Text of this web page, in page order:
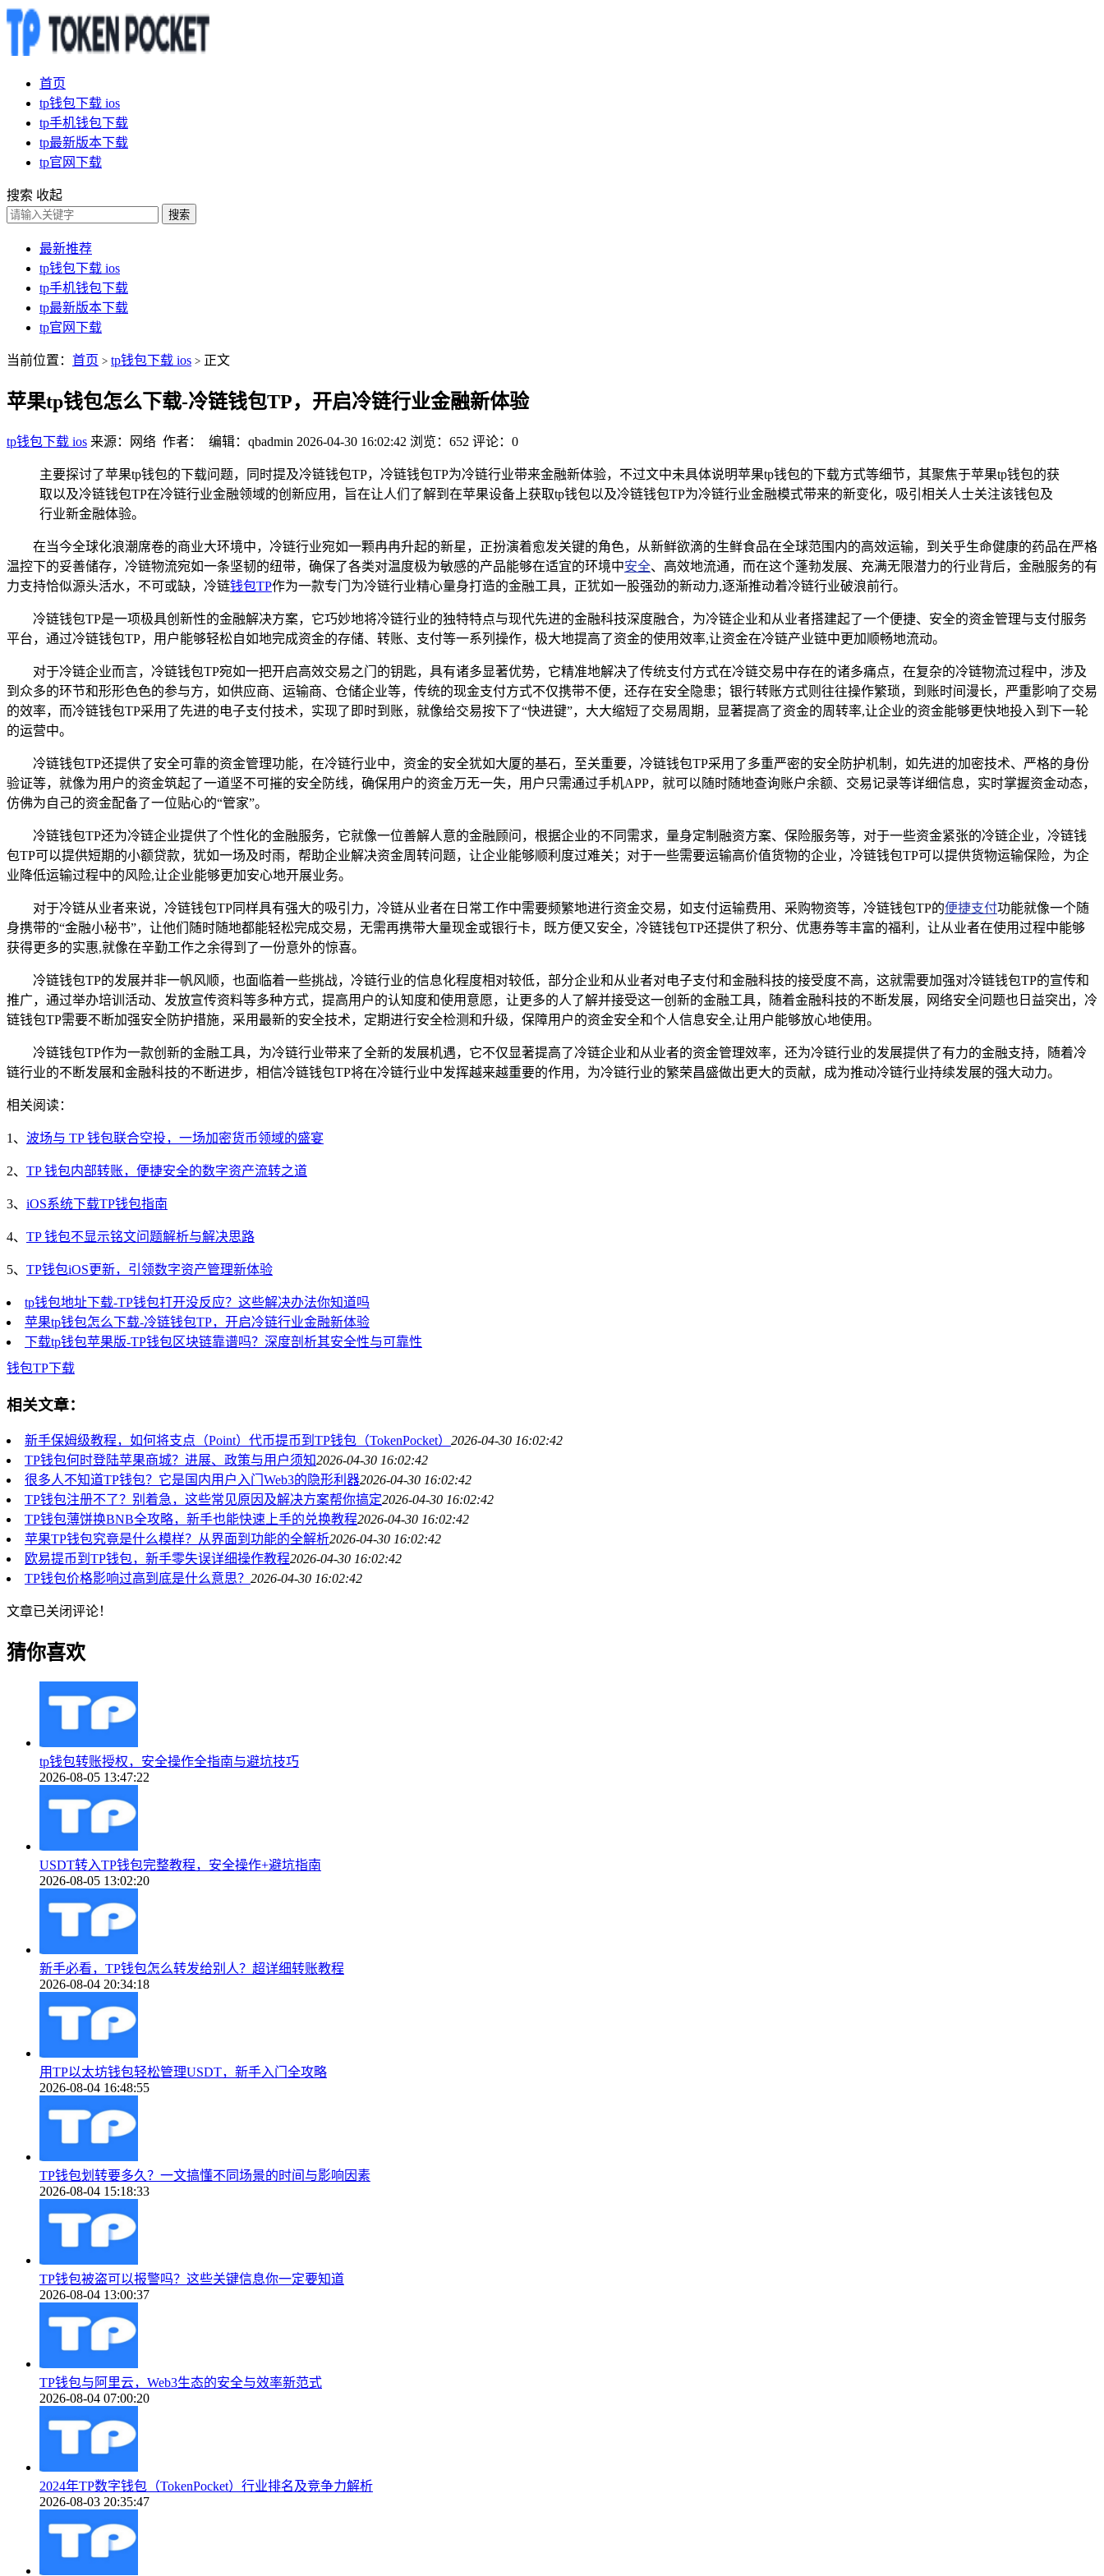
首页
tp钱包下载 ios
tp手机钱包下载
tp最新版本下载
tp官网下载
搜索 收起
搜索
最新推荐
tp钱包下载 ios
tp手机钱包下载
tp最新版本下载
tp官网下载
当前位置： 首页 > tp钱包下载 ios > 正文
苹果tp钱包怎么下载-冷链钱包TP，开启冷链行业金融新体验
tp钱包下载 ios 来源：网络 作者： 编辑：qbadmin 2026-04-30 16:02:42 浏览：652 评论：0
主要探讨了苹果tp钱包的下载问题，同时提及冷链钱包TP，冷链钱包TP为冷链行业带来金融新体验，不过文中未具体说明苹果tp钱包的下载方式等细节，其聚焦于苹果tp钱包的获
取以及冷链钱包TP在冷链行业金融领域的创新应用，旨在让人们了解到在苹果设备上获取tp钱包以及冷链钱包TP为冷链行业金融模式带来的新变化，吸引相关人士关注该钱包及
行业新金融体验。
在当今全球化浪潮席卷的商业大环境中，冷链行业宛如一颗冉冉升起的新星，正扮演着愈发关键的角色，从新鲜欲滴的生鲜食品在全球范围内的高效运输，到关乎生命健康的药品在严格
温控下的妥善储存，冷链物流宛如一条坚韧的纽带，确保了各类对温度极为敏感的产品能够在适宜的环境中安全、高效地流通，而在这个蓬勃发展、充满无限潜力的行业背后，金融服务的有
力支持恰似源头活水，不可或缺，冷链钱包TP作为一款专门为冷链行业精心量身打造的金融工具，正犹如一股强劲的新动力,逐渐推动着冷链行业破浪前行。
冷链钱包TP是一项极具创新性的金融解决方案，它巧妙地将冷链行业的独特特点与现代先进的金融科技深度融合，为冷链企业和从业者搭建起了一个便捷、安全的资金管理与支付服务
平台，通过冷链钱包TP，用户能够轻松自如地完成资金的存储、转账、支付等一系列操作，极大地提高了资金的使用效率,让资金在冷链产业链中更加顺畅地流动。
对于冷链企业而言，冷链钱包TP宛如一把开启高效交易之门的钥匙，具有诸多显著优势，它精准地解决了传统支付方式在冷链交易中存在的诸多痛点，在复杂的冷链物流过程中，涉及
到众多的环节和形形色色的参与方，如供应商、运输商、仓储企业等，传统的现金支付方式不仅携带不便，还存在安全隐患；银行转账方式则往往操作繁琐，到账时间漫长，严重影响了交易
的效率，而冷链钱包TP采用了先进的电子支付技术，实现了即时到账，就像给交易按下了“快进键”，大大缩短了交易周期，显著提高了资金的周转率,让企业的资金能够更快地投入到下一轮
的运营中。
冷链钱包TP还提供了安全可靠的资金管理功能，在冷链行业中，资金的安全犹如大厦的基石，至关重要，冷链钱包TP采用了多重严密的安全防护机制，如先进的加密技术、严格的身份
验证等，就像为用户的资金筑起了一道坚不可摧的安全防线，确保用户的资金万无一失，用户只需通过手机APP，就可以随时随地查询账户余额、交易记录等详细信息，实时掌握资金动态，
仿佛为自己的资金配备了一位贴心的“管家”。
冷链钱包TP还为冷链企业提供了个性化的金融服务，它就像一位善解人意的金融顾问，根据企业的不同需求，量身定制融资方案、保险服务等，对于一些资金紧张的冷链企业，冷链钱
包TP可以提供短期的小额贷款，犹如一场及时雨，帮助企业解决资金周转问题，让企业能够顺利度过难关；对于一些需要运输高价值货物的企业，冷链钱包TP可以提供货物运输保险，为企
业降低运输过程中的风险,让企业能够更加安心地开展业务。
对于冷链从业者来说，冷链钱包TP同样具有强大的吸引力，冷链从业者在日常工作中需要频繁地进行资金交易，如支付运输费用、采购物资等，冷链钱包TP的便捷支付功能就像一个随
身携带的“金融小秘书”，让他们随时随地都能轻松完成交易，无需再携带大量现金或银行卡，既方便又安全，冷链钱包TP还提供了积分、优惠券等丰富的福利，让从业者在使用过程中能够
获得更多的实惠,就像在辛勤工作之余得到了一份意外的惊喜。
冷链钱包TP的发展并非一帆风顺，也面临着一些挑战，冷链行业的信息化程度相对较低，部分企业和从业者对电子支付和金融科技的接受度不高，这就需要加强对冷链钱包TP的宣传和
推广，通过举办培训活动、发放宣传资料等多种方式，提高用户的认知度和使用意愿，让更多的人了解并接受这一创新的金融工具，随着金融科技的不断发展，网络安全问题也日益突出，冷
链钱包TP需要不断加强安全防护措施，采用最新的安全技术，定期进行安全检测和升级，保障用户的资金安全和个人信息安全,让用户能够放心地使用。
冷链钱包TP作为一款创新的金融工具，为冷链行业带来了全新的发展机遇，它不仅显著提高了冷链企业和从业者的资金管理效率，还为冷链行业的发展提供了有力的金融支持，随着冷
链行业的不断发展和金融科技的不断进步，相信冷链钱包TP将在冷链行业中发挥越来越重要的作用，为冷链行业的繁荣昌盛做出更大的贡献，成为推动冷链行业持续发展的强大动力。
相关阅读：
1、 波场与 TP 钱包联合空投，一场加密货币领域的盛宴
2、 TP 钱包内部转账，便捷安全的数字资产流转之道
3、 iOS系统下载TP钱包指南
4、 TP 钱包不显示铭文问题解析与解决思路
5、 TP钱包iOS更新，引领数字资产管理新体验
tp钱包地址下载-TP钱包打开没反应？这些解决办法你知道吗
苹果tp钱包怎么下载-冷链钱包TP，开启冷链行业金融新体验
下载tp钱包苹果版-TP钱包区块链靠谱吗？深度剖析其安全性与可靠性
钱包TP下载
相关文章：
新手保姆级教程，如何将支点（Point）代币提币到TP钱包（TokenPocket） 2026-04-30 16:02:42
TP钱包何时登陆苹果商城？进展、政策与用户须知2026-04-30 16:02:42
很多人不知道TP钱包？它是国内用户入门Web3的隐形利器2026-04-30 16:02:42
TP钱包注册不了？别着急，这些常见原因及解决方案帮你搞定2026-04-30 16:02:42
TP钱包薄饼换BNB全攻略，新手也能快速上手的兑换教程2026-04-30 16:02:42
苹果TP钱包究竟是什么模样？从界面到功能的全解析2026-04-30 16:02:42
欧易提币到TP钱包，新手零失误详细操作教程2026-04-30 16:02:42
TP钱包价格影响过高到底是什么意思？ 2026-04-30 16:02:42
文章已关闭评论！
猜你喜欢
tp钱包转账授权，安全操作全指南与避坑技巧
2026-08-05 13:47:22
USDT转入TP钱包完整教程，安全操作+避坑指南
2026-08-05 13:02:20
新手必看，TP钱包怎么转发给别人？超详细转账教程
2026-08-04 20:34:18
用TP以太坊钱包轻松管理USDT，新手入门全攻略
2026-08-04 16:48:55
TP钱包划转要多久？一文搞懂不同场景的时间与影响因素
2026-08-04 15:18:33
TP钱包被盗可以报警吗？这些关键信息你一定要知道
2026-08-04 13:00:37
TP钱包与阿里云，Web3生态的安全与效率新范式
2026-08-04 07:00:20
2024年TP数字钱包（TokenPocket）行业排名及竞争力解析
2026-08-03 20:35:47